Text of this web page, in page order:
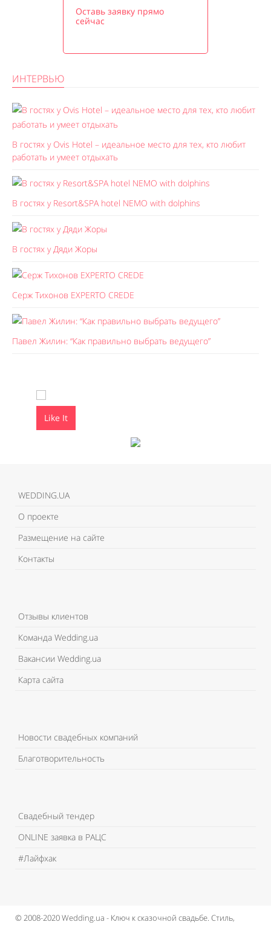
Оставь заявку прямо
сейчас
ИНТЕРВЬЮ
В гостях у Ovis Hotel – идеальное место для тех, кто любит
работать и умеет отдыхать
В гостях у Resort&SPA hotel NEMO with dolphins
В гостях у Дяди Жоры
Серж Тихонов EXPERTO CREDE
Павел Жилин: “Как правильно выбрать ведущего”
Like It
WEDDING.UA
О проекте
Размещение на сайте
Контакты
Отзывы клиентов
Команда Wedding.ua
Вакансии Wedding.ua
Карта сайта
Новости свадебных компаний
Благотворительность
Свадебный тендер
ONLINE заявка в РАЦС
#Лайфхак
© 2008-2020 Wedding.ua - Ключ к сказочной свадьбе. Стиль,